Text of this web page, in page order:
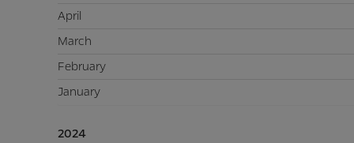
April
March
February
January
2024